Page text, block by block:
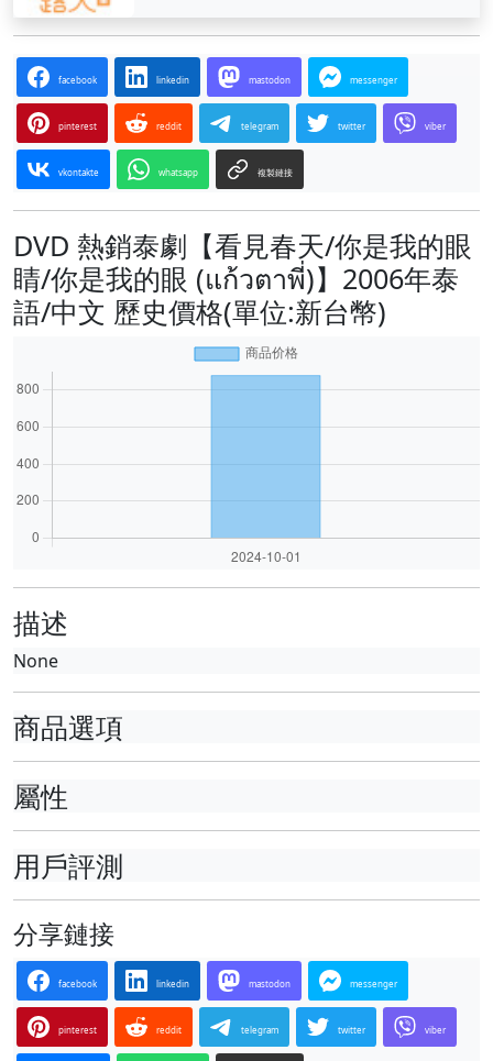
facebook linkedin mastodon messenger
pinterest reddit telegram twitter viber
vkontakte whatsapp 複製鏈接
DVD 熱銷泰劇【看見春天/你是我的眼
睛/你是我的眼 (แก้วตาพี่)】2006年泰
語/中文 歷史價格(單位:新台幣)
描述
None
商品選項
屬性
用戶評測
分享鏈接
facebook linkedin mastodon messenger
pinterest reddit telegram twitter viber